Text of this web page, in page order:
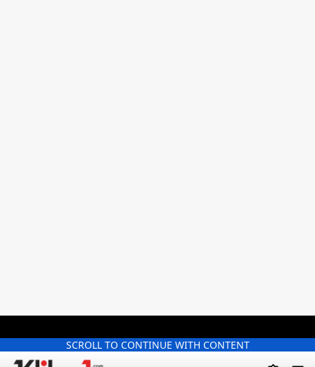
SCROLL TO CONTINUE WITH CONTENT